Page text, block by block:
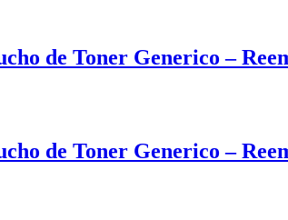
de Toner Generico –
de Toner Generico –